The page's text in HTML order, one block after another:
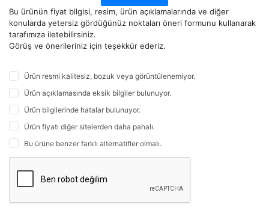
Bu ürünün fiyat bilgisi, resim, ürün açıklamalarında ve diğer
konularda yetersiz gördüğünüz noktaları öneri formunu kullanarak
tarafımıza iletebilirsiniz.
Görüş ve önerileriniz için teşekkür ederiz.
Ürün resmi kalitesiz, bozuk veya görüntülenemiyor.
Ürün açıklamasında eksik bilgiler bulunuyor.
Ürün bilgilerinde hatalar bulunuyor.
Ürün fiyatı diğer sitelerden daha pahalı.
Bu ürüne benzer farklı alternatifler olmalı.